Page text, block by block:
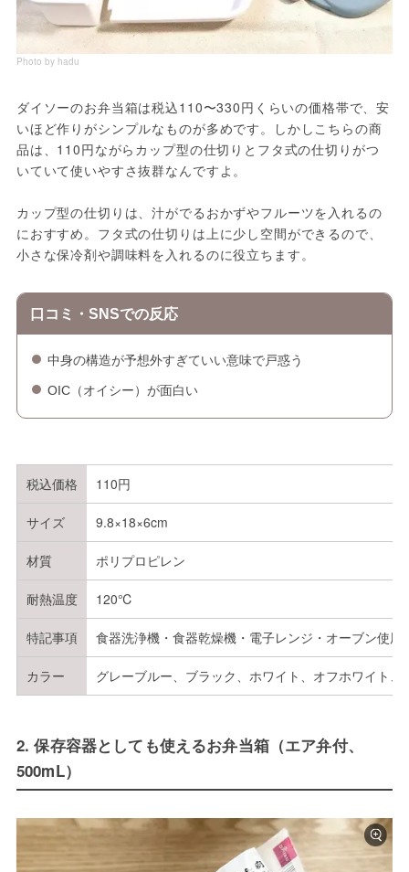
Photo by hadu
ダイソーのお弁当箱は税込110〜330円くらいの価格帯で、安
いほど作りがシンプルなものが多めです。しかしこちらの商
品は、110円ながらカップ型の仕切りとフタ式の仕切りがつ
いていて使いやすさ抜群なんですよ。
カップ型の仕切りは、汁がでるおかずやフルーツを入れるの
におすすめ。フタ式の仕切りは上に少し空間ができるので、
小さな保冷剤や調味料を入れるのに役立ちます。
口コミ・SNSでの反応
中身の構造が予想外すぎていい意味で戸惑う
OIC（オイシー）が面白い
税込価格 110円
サイズ 9.8×18×6cm
材質 ポリプロピレン
耐熱温度 120℃
特記事項 食器洗浄機・食器乾燥機・電子レンジ・オーブン使用
カラー グレーブルー、ブラック、ホワイト、オフホワイト、
2. 保存容器としても使えるお弁当箱（エア弁付、
500mL）